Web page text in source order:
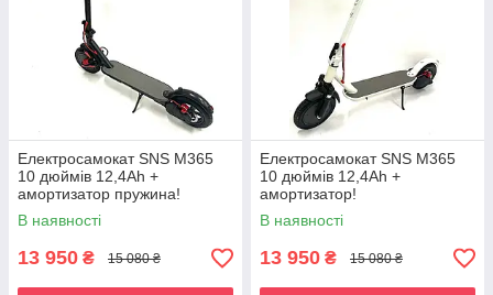
Електросамокат SNS M365
10 дюймів 12,4Ah +
амортизатор пружина!
В наявності
13 950 ₴ 15 080 ₴
Електросамокат SNS M365
10 дюймів 12,4Ah +
амортизатор!
В наявності
13 950 ₴ 15 080 ₴